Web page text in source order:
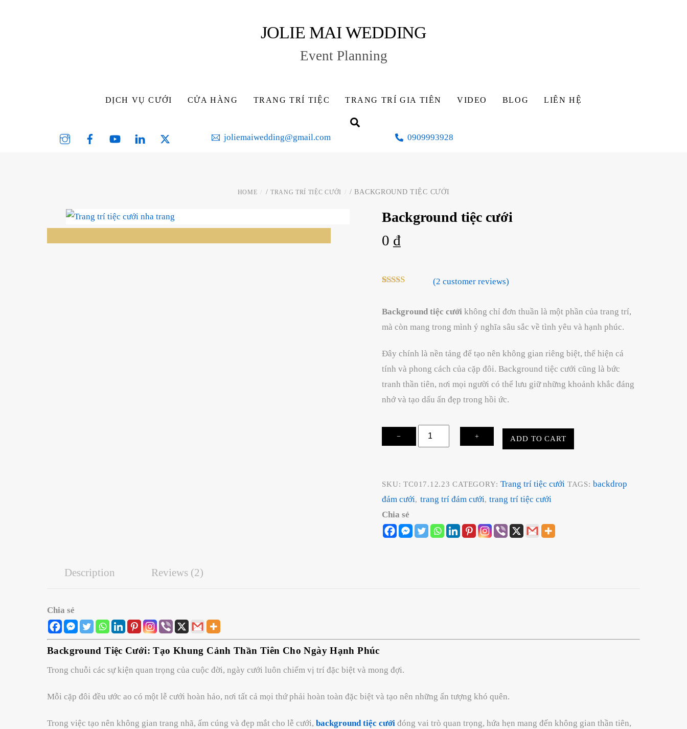
JOLIE MAI WEDDING
Event Planning
DỊCH VỤ CƯỚI CỬA HÀNG TRANG TRÍ TIỆC TRANG TRÍ GIA TIÊN VIDEO BLOG LIÊN HỆ
InstagramFacebookYouTube Linked
joliemaiwedding@gmail.com 0909993928
HOME / TRANG TRÍ TIỆC CƯỚI / BACKGROUND TIỆC CƯỚI
Background tiệc cưới
0 ₫
based on
customer
ratings
(2 customer reviews)
Background tiệc cưới không chỉ đơn thuần là một phần của trang trí,
mà còn mang trong mình ý nghĩa sâu sắc về tình yêu và hạnh phúc.
Đây chính là nền tảng để tạo nên không gian riêng biệt, thể hiện cá
tính và phong cách của cặp đôi. Background tiệc cưới cũng là bức
tranh thần tiên, nơi mọi người có thể lưu giữ những khoảnh khắc đáng
nhớ và tạo dấu ấn đẹp trong hồi ức.
−
Background
tiệc
+ ADD TO CART
SKU:TC017.12.23 CATEGORY:Trang trí tiệc cưới TAGS:backdrop
đám cưới, trang trí đám cưới,trang trí tiệc cưới
Chia sẻ
Description Reviews (2)
Chia sẻ
Background Tiệc Cưới: Tạo Khung Cảnh Thần Tiên Cho Ngày Hạnh Phúc
Trong chuỗi các sự kiện quan trọng của cuộc đời, ngày cưới luôn chiếm vị trí đặc biệt và mong đợi.
Mỗi cặp đôi đều ước ao có một lễ cưới hoàn hảo, nơi tất cả mọi thứ phải hoàn toàn đặc biệt và tạo nên những ấn tượng khó quên.
Trong việc tạo nên không gian trang nhã, ấm cúng và đẹp mắt cho lễ cưới, background tiệc cưới đóng vai trò quan trọng, hứa hẹn mang đến không gian thần tiên,